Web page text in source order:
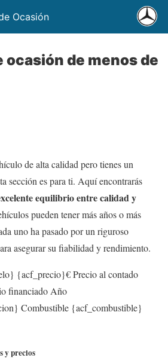
Ocasión
ocasión de menos de
de alta calidad pero tienes un
sección es para ti. Aquí encontrarás
equilibrio entre calidad y
pueden tener más años o más
uno ha pasado por un riguroso
asegurar su fiabilidad y rendimiento.
{acf_precio}€ Precio al contado
financiado Año
Combustible {acf_combustible}
y precios